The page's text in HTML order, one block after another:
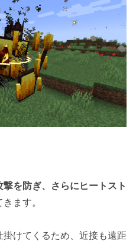
を防ぎ、さらにヒートスト
ます。
けてくるため、近接も遠距